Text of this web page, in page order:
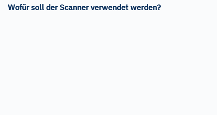
Wofür soll der Scanner verwendet werden?